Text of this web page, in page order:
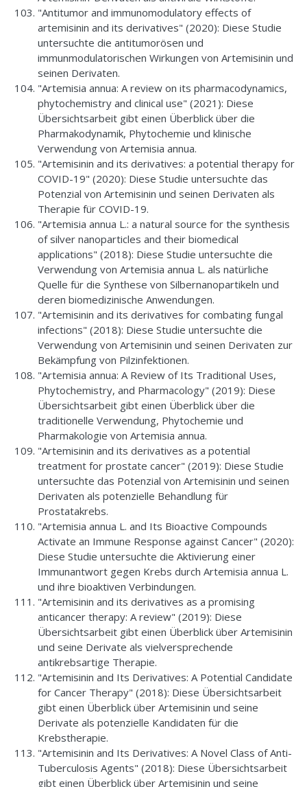
"Antitumor and immunomodulatory effects of
artemisinin and its derivatives" (2020): Diese Studie
untersuchte die antitumorösen und
immunmodulatorischen Wirkungen von Artemisinin und
seinen Derivaten.
"Artemisia annua: A review on its pharmacodynamics,
phytochemistry and clinical use" (2021): Diese
Übersichtsarbeit gibt einen Überblick über die
Pharmakodynamik, Phytochemie und klinische
Verwendung von Artemisia annua.
"Artemisinin and its derivatives: a potential therapy for
COVID-19" (2020): Diese Studie untersuchte das
Potenzial von Artemisinin und seinen Derivaten als
Therapie für COVID-19.
"Artemisia annua L.: a natural source for the synthesis
of silver nanoparticles and their biomedical
applications" (2018): Diese Studie untersuchte die
Verwendung von Artemisia annua L. als natürliche
Quelle für die Synthese von Silbernanopartikeln und
deren biomedizinische Anwendungen.
"Artemisinin and its derivatives for combating fungal
infections" (2018): Diese Studie untersuchte die
Verwendung von Artemisinin und seinen Derivaten zur
Bekämpfung von Pilzinfektionen.
"Artemisia annua: A Review of Its Traditional Uses,
Phytochemistry, and Pharmacology" (2019): Diese
Übersichtsarbeit gibt einen Überblick über die
traditionelle Verwendung, Phytochemie und
Pharmakologie von Artemisia annua.
"Artemisinin and its derivatives as a potential
treatment for prostate cancer" (2019): Diese Studie
untersuchte das Potenzial von Artemisinin und seinen
Derivaten als potenzielle Behandlung für
Prostatakrebs.
"Artemisia annua L. and Its Bioactive Compounds
Activate an Immune Response against Cancer" (2020):
Diese Studie untersuchte die Aktivierung einer
Immunantwort gegen Krebs durch Artemisia annua L.
und ihre bioaktiven Verbindungen.
"Artemisinin and its derivatives as a promising
anticancer therapy: A review" (2019): Diese
Übersichtsarbeit gibt einen Überblick über Artemisinin
und seine Derivate als vielversprechende
antikrebsartige Therapie.
"Artemisinin and Its Derivatives: A Potential Candidate
for Cancer Therapy" (2018): Diese Übersichtsarbeit
gibt einen Überblick über Artemisinin und seine
Derivate als potenzielle Kandidaten für die
Krebstherapie.
"Artemisinin and Its Derivatives: A Novel Class of Anti-
Tuberculosis Agents" (2018): Diese Übersichtsarbeit
gibt einen Überblick über Artemisinin und seine